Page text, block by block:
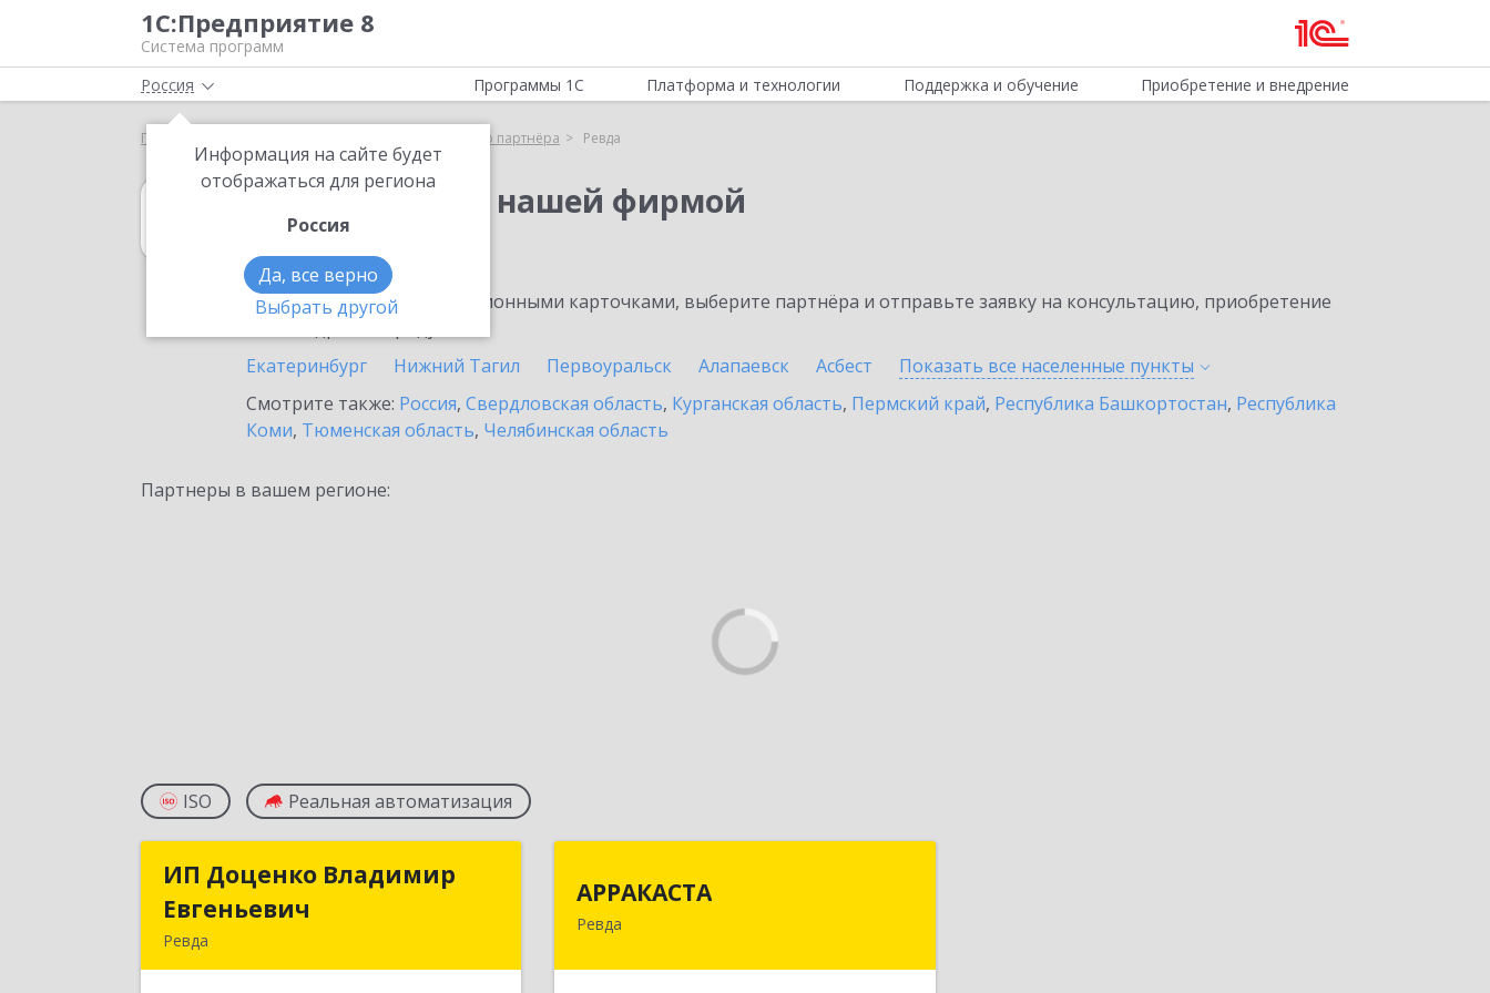
1С:Предприятие 8
Система программ
Россия
Информация на сайте будет
отображаться для региона
Россия
Да, все верно
Выбрать другой
Программы 1С Платформа и технологии Поддержка и обучение Приобретение и внедрение
Главная Выбор партнёра Ревда
1С:Управление нашей фирмой
в Ревде
Ознакомьтесь с информационными карточками, выберите партнёра и отправьте заявку на консультацию, приобретение
Екатеринбург
Нижний Тагил Первоуральск Алапаевск Асбест Показать все населенные пункты
Смотрите также: Россия, Свердловская область, Курганская область, Пермский край, Республика Башкортостан, Республика
Коми, Тюменская область, Челябинская область
Партнеры в вашем регионе:
ISO Реальная автоматизация
ИП Доценко Владимир
Евгеньевич
Ревда
ИП Доценко Владимир
АРРАКАСТА
Ревда623286, Свердловская обл, Ревда г,